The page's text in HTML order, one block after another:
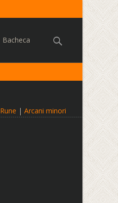
Bacheca Cerca:
Rune | Arcani minori